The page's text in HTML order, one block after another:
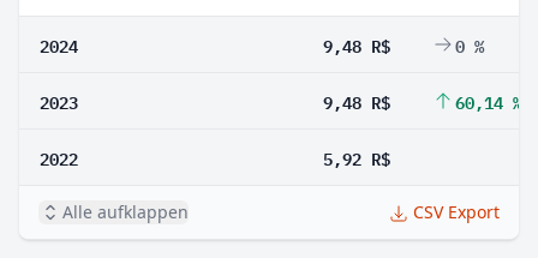
2024 9,48 R$ 0 %
2023 9,48 R$ 60,14 %
2022 5,92 R$
Alle aufklappen CSV Export